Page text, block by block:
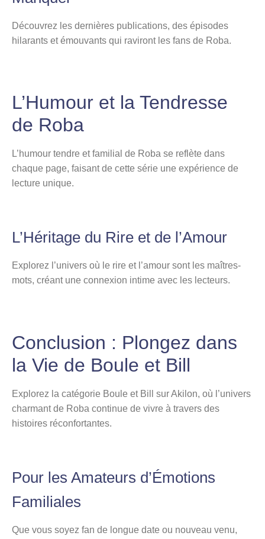
Découvrez les dernières publications, des épisodes
hilarants et émouvants qui raviront les fans de Roba.
L’Humour et la Tendresse
de Roba
L’humour tendre et familial de Roba se reflète dans
chaque page, faisant de cette série une expérience de
lecture unique.
L’Héritage du Rire et de l’Amour
Explorez l’univers où le rire et l’amour sont les maîtres-
mots, créant une connexion intime avec les lecteurs.
Conclusion : Plongez dans
la Vie de Boule et Bill
Explorez la catégorie Boule et Bill sur Akilon, où l’univers
charmant de Roba continue de vivre à travers des
histoires réconfortantes.
Pour les Amateurs d’Émotions
Familiales
Que vous soyez fan de longue date ou nouveau venu,